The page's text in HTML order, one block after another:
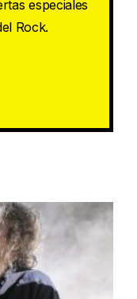
especiales
Rock.